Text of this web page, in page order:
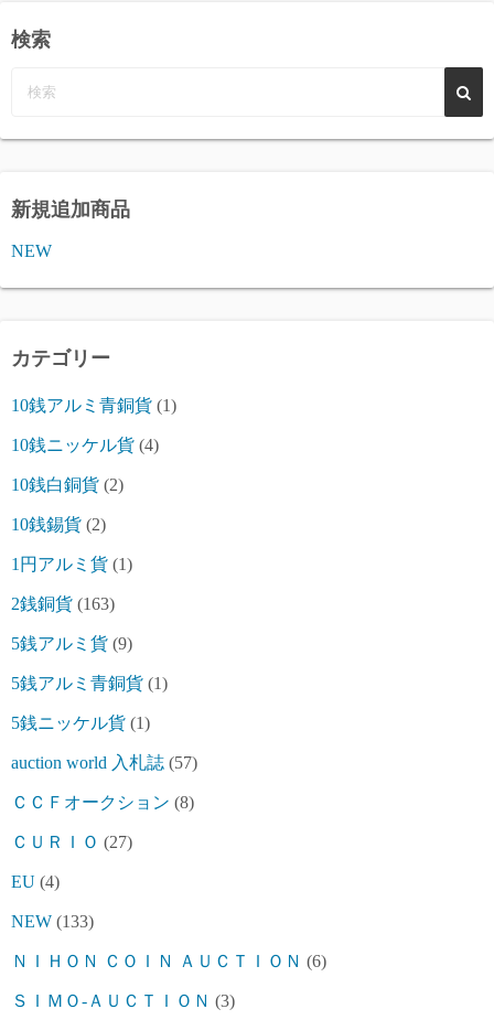
検索
新規追加商品
NEW
カテゴリー
10銭アルミ青銅貨 (1)
10銭ニッケル貨 (4)
10銭白銅貨 (2)
10銭錫貨 (2)
1円アルミ貨 (1)
2銭銅貨 (163)
5銭アルミ貨 (9)
5銭アルミ青銅貨 (1)
5銭ニッケル貨 (1)
auction world 入札誌 (57)
ＣＣＦオークション (8)
ＣＵＲＩＯ (27)
EU (4)
NEW (133)
ＮＩＨＯＮ ＣＯＩＮ ＡＵＣＴＩＯＮ (6)
ＳＩＭＯ-ＡＵＣＴＩＯＮ (3)